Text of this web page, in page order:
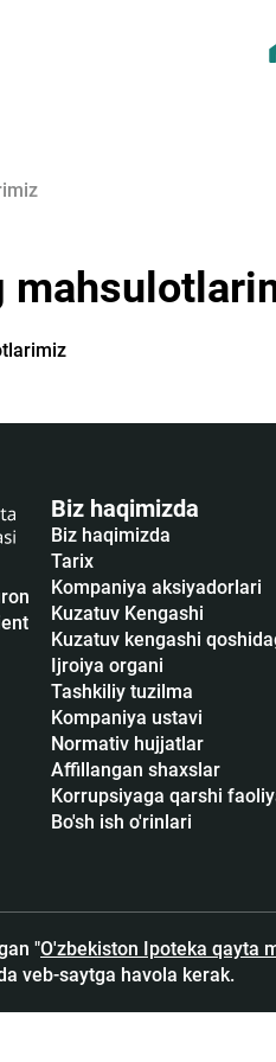
Biz haqimizda
Biz haqimizda
Tarix
Kompaniya aksiyadorlari
Kuzatuv Kengashi
Kuzatuv kengashi
Ijroiya organi
Tashkiliy tuzilma
Kompaniya ustavi
Normativ hujjatlar
Affillangan shaxslar
Korrupsiyaga qarshi
Bo'sh ish o'rinlari
"O'zbekiston Ipoteka qayta
veb-saytga havola kerak.